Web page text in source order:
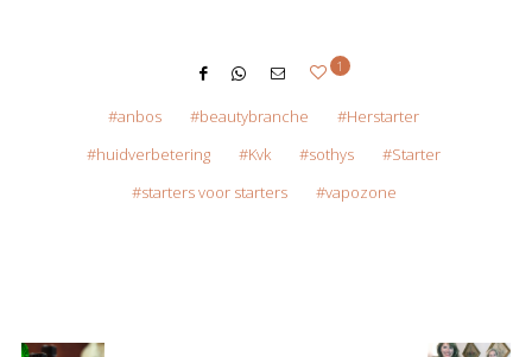
1
anbos beautybranche
Herstarter
huidverbetering
Kvk sothys
Starter
starters voor starters
vapozone